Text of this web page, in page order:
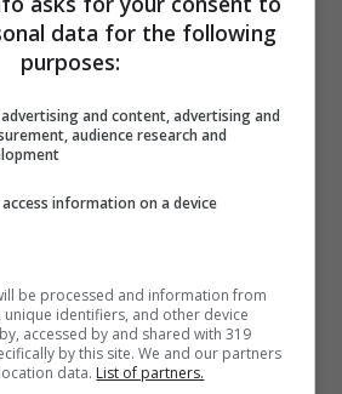
Madonna delle Grazie
dovrà essere effettuata
Pertanto non sarà
alle persone prive di
eccezione dei seguenti
presentarsi senza
partire per Stati Esteri,
data for the following
purposes:
and content, advertising and
audience research and
information on a device
be processed and information from
identifiers, and other device
accessed by and shared with 319
by this site. We and our partners
data. List of partners.